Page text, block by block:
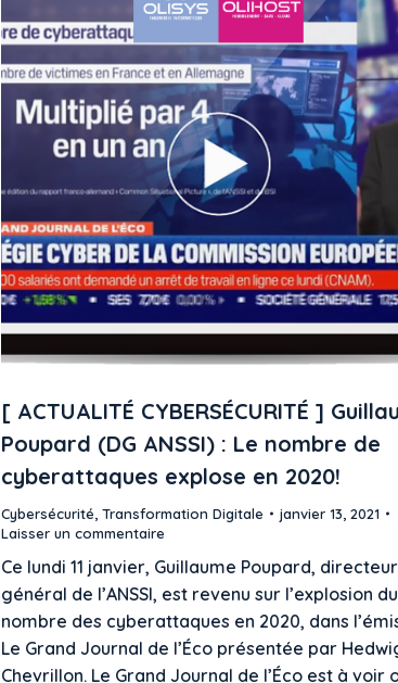
[ ACTUALITÉ CYBERSÉCURITÉ ]
Poupard (DG ANSSI) : Le nombre de
cyberattaques explose en 2020!
Cybersécurité, Transformation Digitale
janvier 13, 2021
Laisser un commentaire
Ce lundi 11 janvier, Guillaume Poupard, directeur
général de l’ANSSI, est revenu sur l’explosion du
nombre des cyberattaques en 2020, dans
Le Grand Journal de l’Éco présentée par
Chevrillon. Le Grand Journal de l’Éco est à voir